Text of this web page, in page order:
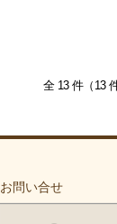
全 13 件（13
お問い合せ